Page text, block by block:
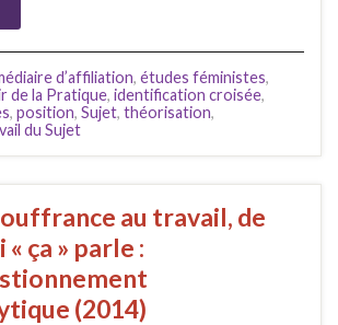
d’affiliation, études féministes,
de la Pratique, identification croisée,
, position, Sujet, théorisation,
du Sujet
au travail, de
« ça » parle :
(2014)